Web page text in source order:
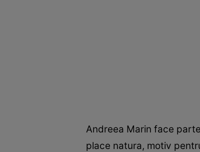
Andreea Marin face
place natura, motiv